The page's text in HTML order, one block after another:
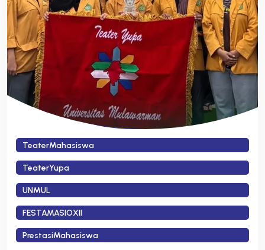
TeaterMahasiswa
TeaterYupa
UNMUL
FESTAMASIOXII
PrestasiMahasiswa